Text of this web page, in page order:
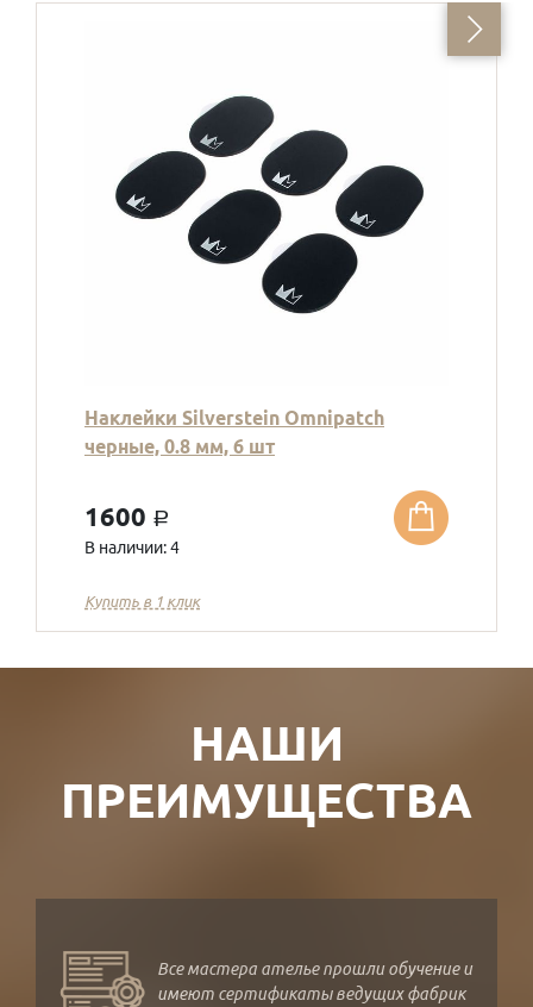
Наклейки Silverstein Omnipatch
черные, 0.8 мм, 6 шт
1600 a
В наличии: 4
Купить в 1 клик
НАШИ
ПРЕИМУЩЕСТВА
Все мастера ателье прошли обучение и
имеют сертификаты ведущих фабрик